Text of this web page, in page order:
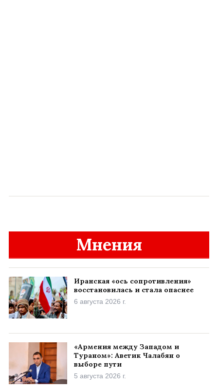
Мнения
Иранская «ось сопротивления»
восстановилась и стала опаснее
6 августа 2026 г.
«Армения между Западом и
Тураном»: Аветик Чалабян о
выборе пути
5 августа 2026 г.